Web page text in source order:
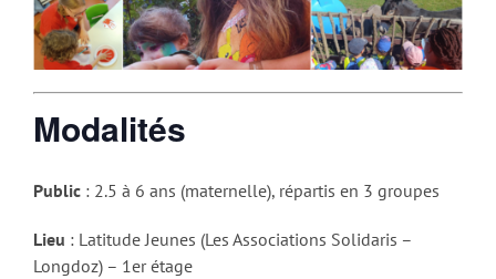
Modalités
Public : 2.5 à 6 ans (maternelle), répartis en 3 groupes
Lieu : Latitude Jeunes (Les Associations Solidaris –
Longdoz) – 1er étage